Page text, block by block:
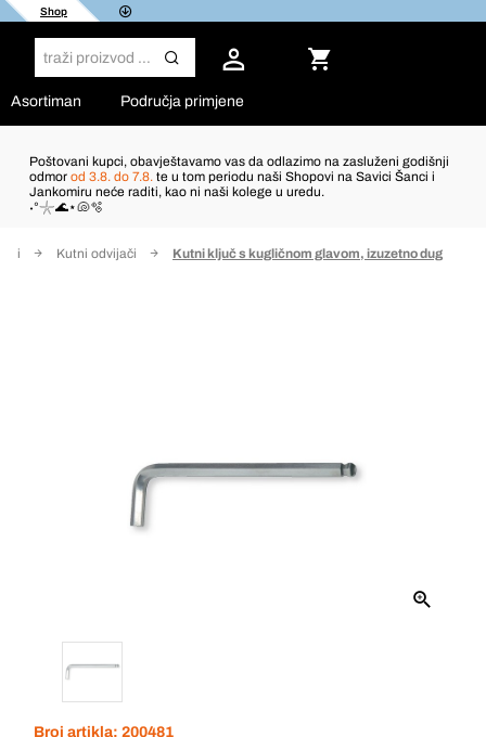
Shop
Asortiman Područja primjene
Poštovani kupci, obavještavamo vas da odlazimo na zasluženi godišnji
odmor od 3.8. do 7.8. te u tom periodu naši Shopovi na Savici Šanci i
Jankomiru neće raditi, kao ni naši kolege u uredu.
˖°𓇼🌊⋆🐚🫧
Kutni odvijači Kutni ključ s kugličnom glavom, izuzetno dug
Broj artikla: 200481